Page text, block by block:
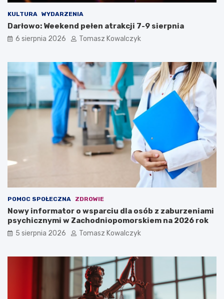
KULTURA WYDARZENIA
Darłowo: Weekend pełen atrakcji 7-9 sierpnia
6 sierpnia 2026 Tomasz Kowalczyk
POMOC SPOŁECZNA ZDROWIE
Nowy informator o wsparciu dla osób z zaburzeniami
psychicznymi w Zachodniopomorskiem na 2026 rok
5 sierpnia 2026 Tomasz Kowalczyk